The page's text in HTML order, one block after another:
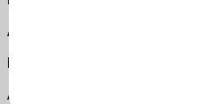
Adattovábbítás
Nyilvánosságra hozatal
Adattörlés